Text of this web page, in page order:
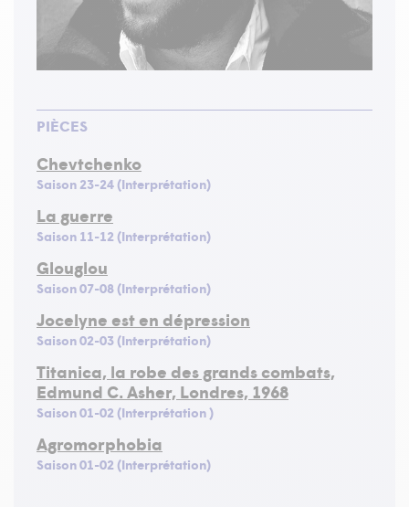
PIÈCES
Chevtchenko
Saison 23-24 (Interprétation)
La guerre
Saison 11-12 (Interprétation)
Glouglou
Saison 07-08 (Interprétation)
Jocelyne est en dépression
Saison 02-03 (Interprétation)
Titanica, la robe des grands combats,
Edmund C. Asher, Londres, 1968
Saison 01-02 (Interprétation )
Agromorphobia
Saison 01-02 (Interprétation)